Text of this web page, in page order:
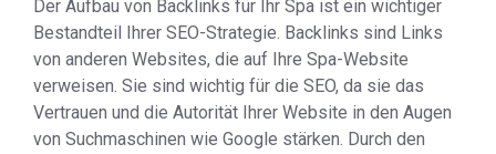
Der Aufbau von Backlinks für Ihr Spa ist ein wichtiger
Bestandteil Ihrer SEO-Strategie. Backlinks sind Links
von anderen Websites, die auf Ihre Spa-Website
verweisen. Sie sind wichtig für die SEO, da sie das
Vertrauen und die Autorität Ihrer Website in den Augen
von Suchmaschinen wie Google stärken. Durch den